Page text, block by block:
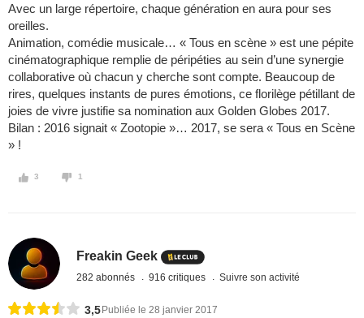
Avec un large répertoire, chaque génération en aura pour ses
oreilles.
Animation, comédie musicale… « Tous en scène » est une pépite
cinématographique remplie de péripéties au sein d’une synergie
collaborative où chacun y cherche sont compte. Beaucoup de
rires, quelques instants de pures émotions, ce florilège pétillant de
joies de vivre justifie sa nomination aux Golden Globes 2017.
Bilan : 2016 signait « Zootopie »… 2017, se sera « Tous en Scène
» !
3 1
Freakin Geek
282 abonnés 916 critiques Suivre son activité
3,5 Publiée le 28 janvier 2017